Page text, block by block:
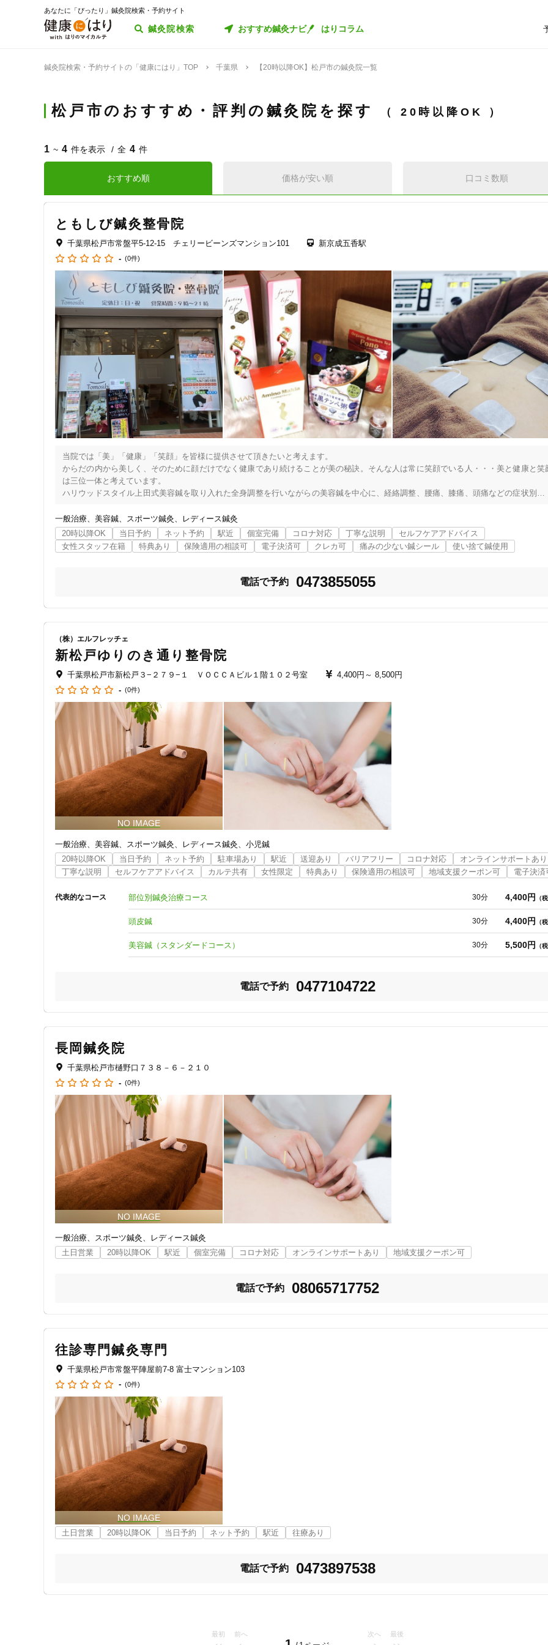
あなたに「ぴったり」鍼灸院検索・予約サイト
鍼灸院検索 おすすめ鍼灸ナビ はりコラム
鍼灸院検索・予約サイトの「健康にはり」TOP 千葉県 【20時以降OK】松戸市の鍼灸院一覧
松戸市のおすすめ・評判の鍼灸院を探す 20時以降OK
住所
ジャンル
美容鍼
特徴・キーワード
受付時間の特徴
土日営業
キッズスペースあり
女性向けの特徴
女性スタッフ在籍
接客・サービスの特徴
コロナ対応
チャットでの事前相談
施術の特徴
使い捨て鍼使用
1 ~ 4 件を表示 全 4 件
おすすめ順 価格が安い順 口コミ数順
ともしび鍼灸整骨院
千葉県松戸市常盤平5-12-15 チェリービーンズマンション101
新京成五香駅
- (0件)
当院では「美」「健康」「笑顔」を皆様に提供させて頂きたいと考えます。
からだの内から美しく、そのために顔だけでなく健康であり続けることが美の秘訣。そんな人は常に笑顔でいる人・・・美と健康と笑
は三位一体と考えています。
ハリウッドスタイル上田式美容鍼を取り入れた全身調整を行いながらの美容鍼を中心に、経絡調整、腰痛、膝痛、頭痛などの症状別コー
一般治療
美容鍼 スポーツ鍼灸
レディース鍼灸
20時以降OK
当日予約 ネット予約 駅近 個室完備 コロナ対応 丁寧な説明
セルフケアアドバイス
女性スタッフ在籍
特典あり 保険適用の相談可 電子決済可 クレカ可 痛みの少ない鍼シール 使い捨て鍼使用
電話で予約 0473855055
（株）エルフレッチェ
新松戸ゆりのき通り整骨院
千葉県松戸市新松戸３−２７９−１ ＶＯＣＣＡビル１階１０２号室 4,400円～ 8,500円
- (0件)
一般治療 美容鍼 スポーツ鍼灸 レディース鍼灸
小児鍼
20時以降OK
当日予約 ネット予約 駐車場あり 駅近 送迎あり バリアフリー コロナ対応
オンラインサポートあり
丁寧な説明
セルフケアアドバイス カルテ共有 女性限定 特典あり 保険適用の相談可 地域支援クーポン可 電子決済
代表的なコース 部位別鍼灸治療コース 30分 4,400円 （
頭皮鍼 30分 4,400円 （
美容鍼（スタンダードコース） 30分 5,500円 （
電話で予約 0477104722
長岡鍼灸院
千葉県松戸市樋野口７３８－６－２１０
- (0件)
一般治療 スポーツ鍼灸
レディース鍼灸
土日営業
20時以降OK 駅近 個室完備 コロナ対応 オンラインサポートあり 地域支援クーポン可
電話で予約 08065717752
往診専門鍼灸専門
千葉県松戸市常盤平陣屋前7-8 富士マンション103
- (0件)
土日営業 20時以降OK 当日予約 ネット予約 駅近 往療あり
電話で予約 0473897538
最初 前へ 次へ 最後